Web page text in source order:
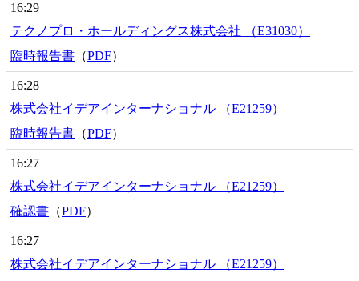
16:29
テクノプロ・ホールディングス株式会社 （E31030）
臨時報告書 （PDF）
16:28
株式会社イデアインターナショナル （E21259）
臨時報告書 （PDF）
16:27
株式会社イデアインターナショナル （E21259）
確認書 （PDF）
16:27
株式会社イデアインターナショナル （E21259）